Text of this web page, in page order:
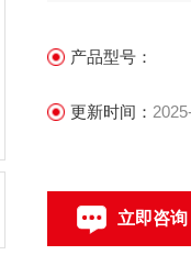
产品型号：
更新时间：
立即咨询